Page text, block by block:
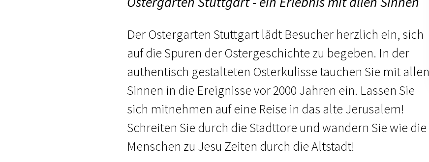
Der Ostergarten Stuttgart lädt Besucher herzlich ein, sich
auf die Spuren der Ostergeschichte zu begeben. In der
authentisch gestalteten Osterkulisse tauchen Sie mit allen
Sinnen in die Ereignisse vor 2000 Jahren ein. Lassen Sie
sich mitnehmen auf eine Reise in das alte Jerusalem!
Schreiten Sie durch die Stadttore und wandern Sie wie die
Menschen zu Jesu Zeiten durch die Altstadt!